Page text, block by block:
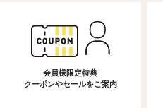
会員様限定特典
クーポンやセールをご案内